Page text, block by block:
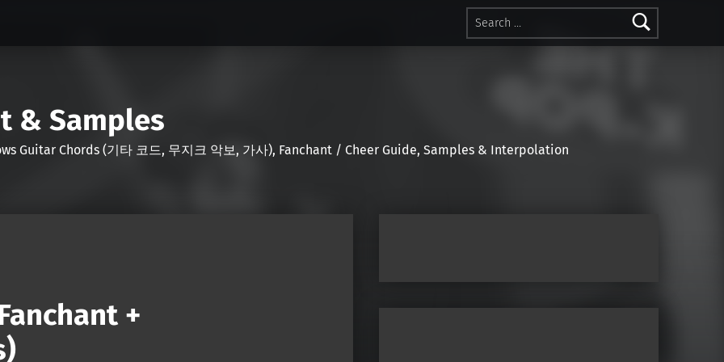
Search for:
& Samples
Guitar Chords (기타 코드, 무지크 악보, 가사), Fanchant / Cheer Guide, Samples & Interpolation
+